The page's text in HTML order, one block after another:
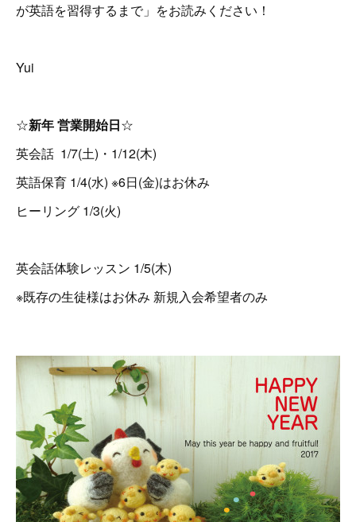
が英語を習得するまで」をお読みください！
Yui
☆新年 営業開始日☆
英会話 1/7(土)・1/12(木)
英語保育 1/4(水) ※6日(金)はお休み
ヒーリング 1/3(火)
英会話体験レッスン 1/5(木)
※既存の生徒様はお休み 新規入会希望者のみ